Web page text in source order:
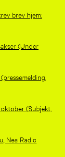
brev hjem:
(Under
(Subjekt,
Nea Radio